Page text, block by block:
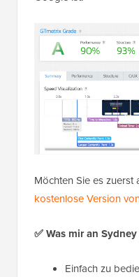
Möchten Sie es
kostenlose Version
✅Was mir an
Einfach zu